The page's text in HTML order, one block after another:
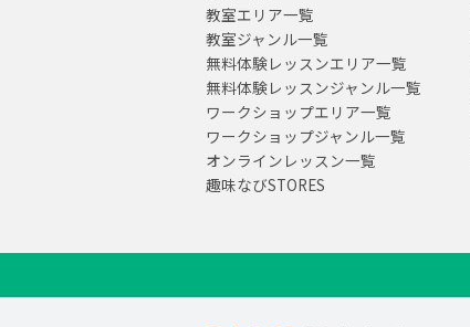
教室エリア一覧
教室ジャンル一覧
無料体験レッスンエリア一覧
無料体験レッスンジャンル一覧
ワークショップエリア一覧
ワークショップジャンル一覧
オンラインレッスン一覧
趣味なびSTORES